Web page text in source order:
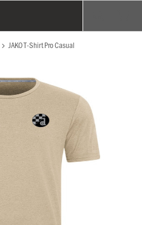
JAKO T-Shirt Pro Casual